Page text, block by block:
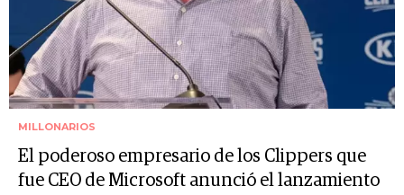
MILLONARIOS
El poderoso empresario de los Clippers que
fue CEO de Microsoft anunció el lanzamiento